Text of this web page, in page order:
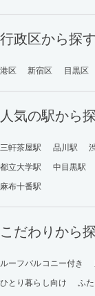
行政区から探す
港区 新宿区 目黒区
人気の駅から
三軒茶屋駅 品川駅
都立大学駅
中目黒駅
麻布十番駅
こだわりから
ルーフバルコニー付き
ひとり暮らし向け
ふ